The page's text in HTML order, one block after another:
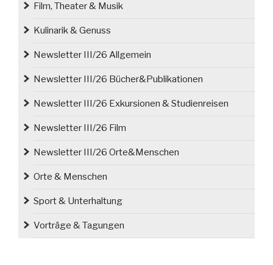
Film, Theater & Musik
Kulinarik & Genuss
Newsletter III/26 Allgemein
Newsletter III/26 Bücher&Publikationen
Newsletter III/26 Exkursionen & Studienreisen
Newsletter III/26 Film
Newsletter III/26 Orte&Menschen
Orte & Menschen
Sport & Unterhaltung
Vorträge & Tagungen